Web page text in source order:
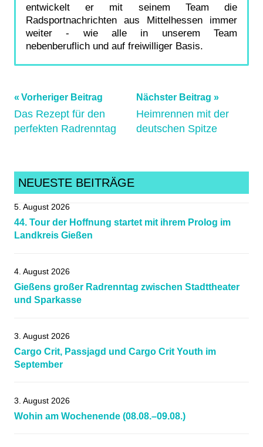
entwickelt er mit seinem Team die
Radsportnachrichten aus Mittelhessen immer
weiter - wie alle in unserem Team
nebenberuflich und auf freiwilliger Basis.
Schlagwörter:
Butzbach,
Gießen,
TagderOrganspende,
ukgm
Beitragsnavigation
Vorheriger Beitrag
Das Rezept für den
perfekten Radrenntag
Nächster Beitrag
Heimrennen mit der
deutschen Spitze
NEUESTE BEITRÄGE
5. August 2026
44. Tour der Hoffnung startet mit ihrem Prolog im
Landkreis Gießen
4. August 2026
Gießens großer Radrenntag zwischen Stadttheater
und Sparkasse
3. August 2026
Cargo Crit, Passjagd und Cargo Crit Youth im
September
3. August 2026
Wohin am Wochenende (08.08.–09.08.)